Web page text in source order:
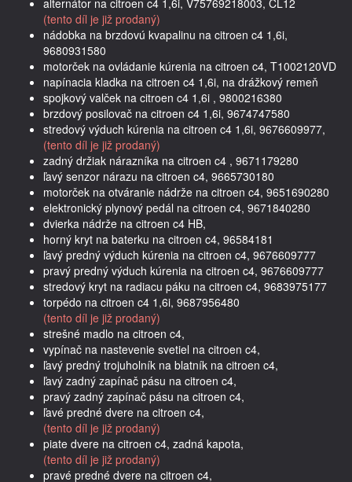
(tento díl je již prodaný)
nádobka na brzdovú kvapalinu na citroen c4 1,6i,
9680931580
motorček na ovládanie kúrenia na citroen c4, T1002120VD
napínacia kladka na citroen c4 1,6i, na drážkový remeň
spojkový valček na citroen c4 1,6i , 9800216380
brzdový posilovač na citroen c4 1,6i, 9674747580
stredový výduch kúrenia na citroen c4 1,6i, 9676609977,
(tento díl je již prodaný)
zadný držiak nárazníka na citroen c4 , 9671179280
ľavý senzor nárazu na citroen c4, 9665730180
motorček na otváranie nádrže na citroen c4, 9651690280
elektronický plynový pedál na citroen c4, 9671840280
dvierka nádrže na citroen c4 HB,
horný kryt na baterku na citroen c4, 96584181
ľavý predný výduch kúrenia na citroen c4, 9676609777
pravý predný výduch kúrenia na citroen c4, 9676609777
stredový kryt na radiacu páku na citroen c4, 9683975177
torpédo na citroen c4 1,6i, 9687956480
(tento díl je již prodaný)
strešné madlo na citroen c4,
vypínač na nastevenie svetiel na citroen c4,
ľavý predný trojuholník na blatník na citroen c4,
ľavý zadný zapínač pásu na citroen c4,
pravý zadný zapínač pásu na citroen c4,
ľavé predné dvere na citroen c4,
(tento díl je již prodaný)
piate dvere na citroen c4, zadná kapota,
(tento díl je již prodaný)
pravé predné dvere na citroen c4,